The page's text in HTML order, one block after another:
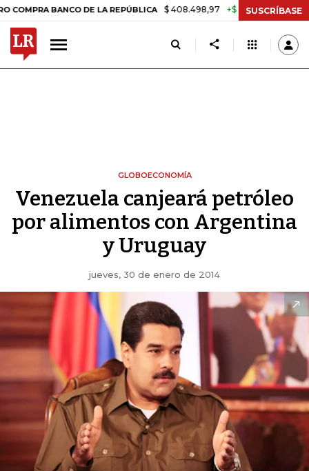
BANCO DE LA REPÚBLICA $ 408.498,97 +$ 8.753,81 +2,19%
SUSCRÍBASE
GLOBOECONOMÍA
Venezuela canjeará petróleo
por alimentos con Argentina
y Uruguay
jueves, 30 de enero de 2014